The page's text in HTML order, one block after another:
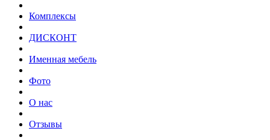
Комплексы
ДИСКОНТ
Именная мебель
Фото
О нас
Отзывы